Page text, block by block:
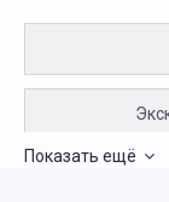
Показать ещё